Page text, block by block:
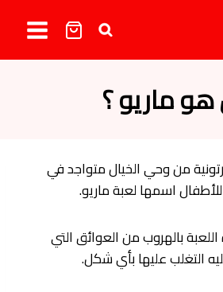
ماريو ؟
من وحي الخيال متواجد في
اسمها لعبة ماريو.
بالهروب من العوائق التي
التغلب عليها بأي شكل.